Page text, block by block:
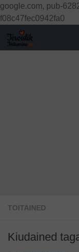
google.com, pub-
f08c47fec0942fa0
Skip to content
TOITAINED
Kiudained